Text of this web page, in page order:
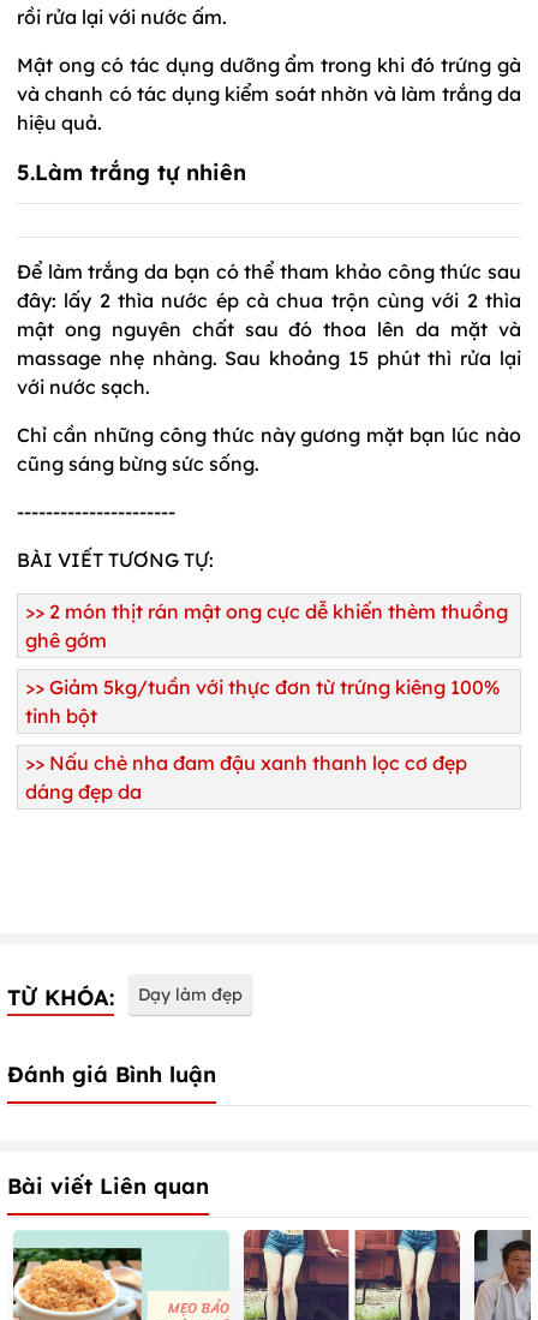
rồi rửa lại với nước ấm.
Mật ong có tác dụng dưỡng ẩm trong khi đó trứng gà
và chanh có tác dụng kiểm soát nhờn và làm trắng da
hiệu quả.
5.Làm trắng tự nhiên
Để làm trắng da bạn có thể tham khảo công thức sau
đây: lấy 2 thìa nước ép cà chua trộn cùng với 2 thìa
mật ong nguyên chất sau đó thoa lên da mặt và
massage nhẹ nhàng. Sau khoảng 15 phút thì rửa lại
với nước sạch.
Chỉ cần những công thức này gương mặt bạn lúc nào
cũng sáng bừng sức sống.
----------------------
BÀI VIẾT TƯƠNG TỰ:
>> 2 món thịt rán mật ong cực dễ khiến thèm thuồng
ghê gớm
>> Giảm 5kg/tuần với thực đơn từ trứng kiêng 100%
tinh bột
>> Nấu chè nha đam đậu xanh thanh lọc cơ đẹp
dáng đẹp da
TỪ KHÓA: Dạy làm đẹp
Đánh giá Bình luận
Bài viết Liên quan